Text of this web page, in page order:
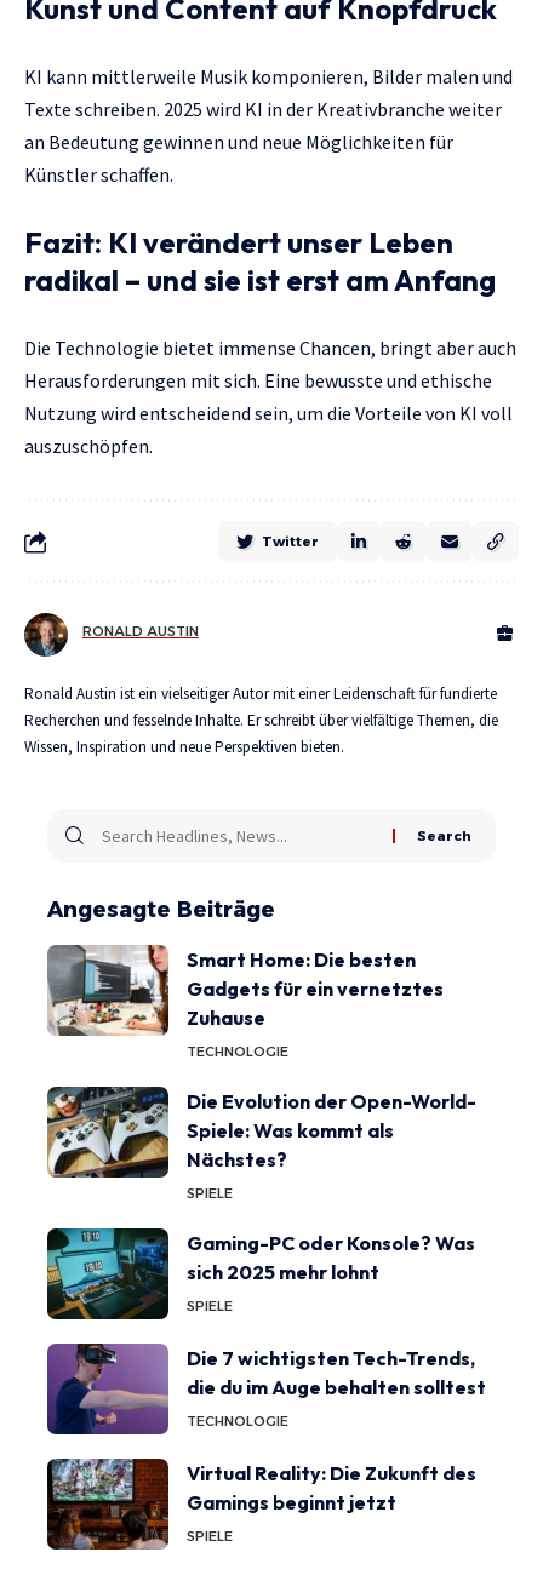
Kunst und Content auf Knopfdruck
KI kann mittlerweile Musik komponieren, Bilder malen und
Texte schreiben. 2025 wird KI in der Kreativbranche weiter
an Bedeutung gewinnen und neue Möglichkeiten für
Künstler schaffen.
Fazit: KI verändert unser Leben
radikal – und sie ist erst am Anfang
Die Technologie bietet immense Chancen, bringt aber auch
Herausforderungen mit sich. Eine bewusste und ethische
Nutzung wird entscheidend sein, um die Vorteile von KI voll
auszuschöpfen.
Twitter
RONALD AUSTIN
Ronald Austin ist ein vielseitiger Autor mit einer Leidenschaft für fundierte
Recherchen und fesselnde Inhalte. Er schreibt über vielfältige Themen, die
Wissen, Inspiration und neue Perspektiven bieten.
Angesagte Beiträge
Smart Home: Die besten
Gadgets für ein vernetztes
Zuhause
TECHNOLOGIE
Die Evolution der Open-World-
Spiele: Was kommt als
Nächstes?
SPIELE
Gaming-PC oder Konsole? Was
sich 2025 mehr lohnt
SPIELE
Die 7 wichtigsten Tech-Trends,
die du im Auge behalten solltest
TECHNOLOGIE
Virtual Reality: Die Zukunft des
Gamings beginnt jetzt
SPIELE